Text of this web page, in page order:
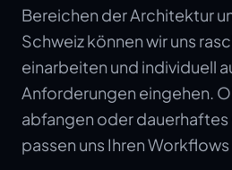
Bereichen der Architektur
Schweiz können wir uns
einarbeiten und individuell
Anforderungen eingehen.
abfangen oder
passen uns Ihren Workflows